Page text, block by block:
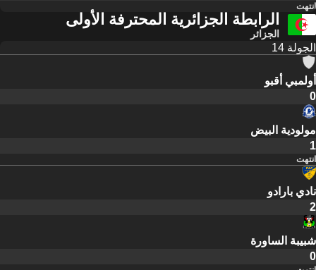
انتهت
الرابطة الجزائرية المحترفة الأولى
الجزائر
الجولة 14
أولمبي أقبو
0
مولودية البيض
1
انتهت
نادي بارادو
2
شبيبة الساورة
0